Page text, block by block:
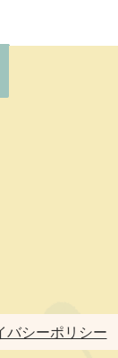
バシーポリシー